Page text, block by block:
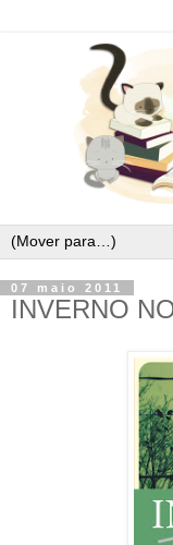
07 maio 2011
INVERNO